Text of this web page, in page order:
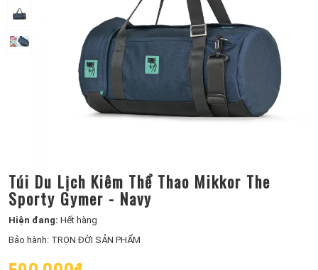
Túi Du Lịch Kiêm Thể Thao Mikkor The
Sporty Gymer - Navy
Hiện đang: Hết hàng
Bảo hành: TRỌN ĐỜI SẢN PHẨM